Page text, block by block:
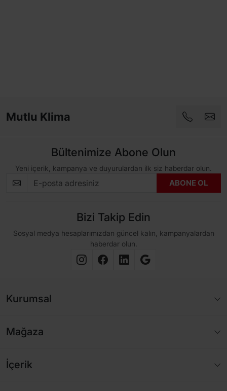
Mutlu Klima
Bültenimize Abone Olun
Yeni içerik, kampanya ve duyurulardan ilk siz haberdar olun.
ABONE OL
Bizi Takip Edin
Sosyal medya hesaplarımızdan güncel kalın, kampanyalardan
haberdar olun.
Kurumsal
Mağaza
İçerik